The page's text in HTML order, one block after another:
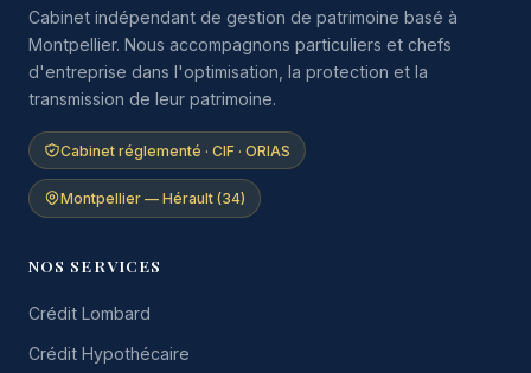
Cabinet indépendant de gestion de patrimoine basé à
Montpellier. Nous accompagnons particuliers et chefs
d'entreprise dans l'optimisation, la protection et la
transmission de leur patrimoine.
Cabinet réglementé · CIF · ORIAS
Montpellier — Hérault (34)
NOS SERVICES
Crédit Lombard
Crédit Hypothécaire